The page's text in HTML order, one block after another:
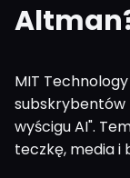
MIT
subskrybentów
wyścigu AI".
teczkę, media i